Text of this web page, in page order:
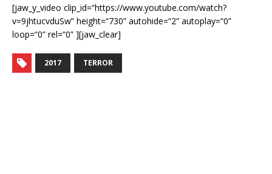
[jaw_y_video clip_id=“https://www.youtube.com/watch?
v=9jhtucvduSw” height=“730” autohide=“2” autoplay=“0”
loop=“0” rel=“0” ][jaw_clear]
2017 TERROR